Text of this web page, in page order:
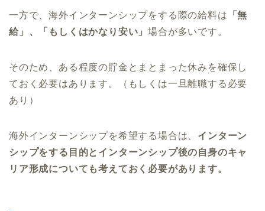
一方で、海外インターンシップをする際の給料は 「無
給」、「もしくはかなり安い」場合が多いです。
そのため、ある程度の貯金とまとまった休みを確保し
ておく必要はあります。（もしくは一旦離職する必要
あり）
海外インターンシップを希望する場合は、 インターン
シップをする目的とインターンシップ後の自身のキャ
リア形成についても考えておく必要があります。